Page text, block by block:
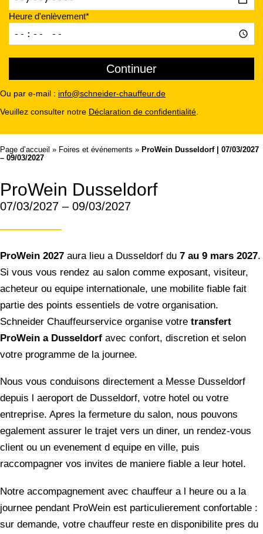
Heure d'enlèvement*
Ou par e-mail : info@schneider-chauffeur.de
Veuillez consulter notre Déclaration de confidentialité
Page d’accueil » Foires et événements » ProWein Dusseldorf | 07/03/2027
– 09/03/2027
ProWein Dusseldorf
07/03/2027 – 09/03/2027
ProWein 2027 aura lieu a Dusseldorf du 7 au 9 mars 2027.
Si vous vous rendez au salon comme exposant, visiteur,
acheteur ou equipe internationale, une mobilite fiable fait
partie des points essentiels de votre organisation.
Schneider Chauffeurservice organise votre transfert
ProWein a Dusseldorf avec confort, discretion et selon
votre programme de la journee.
Nous vous conduisons directement a Messe Dusseldorf
depuis l aeroport de Dusseldorf, votre hotel ou votre
entreprise. Apres la fermeture du salon, nous pouvons
egalement assurer le trajet vers un diner, un rendez-vous
client ou un evenement d equipe en ville, puis
raccompagner vos invites de maniere fiable a leur hotel.
Notre accompagnement avec chauffeur a l heure ou a la
journee pendant ProWein est particulierement confortable :
sur demande, votre chauffeur reste en disponibilite pres du